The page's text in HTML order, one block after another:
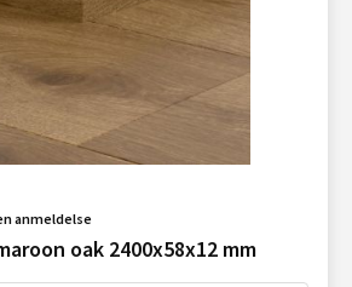
anmeldelse
oak 2400x58x12 mm